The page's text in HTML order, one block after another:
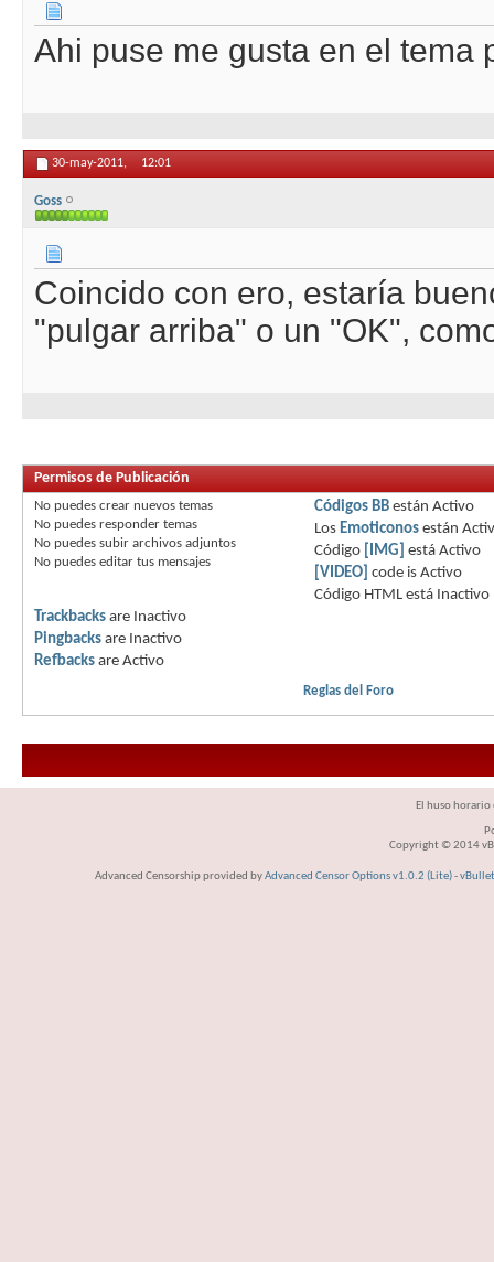
Ahi puse me gusta en el tema
30-may-2011, 12:01
Goss
Coincido con ero, estaría
"pulgar arriba" o un "OK",
Permisos de Publicación
No puedes crear nuevos temas
No puedes responder temas
No puedes subir archivos adjuntos
No puedes editar tus mensajes
Códigos BB están Activo
Los Emoticonos están
Código [IMG] está Activo
[VIDEO] code is Activo
Código HTML está Inactivo
Trackbacks are Inactivo
Pingbacks are Inactivo
Refbacks are Activo
Reglas del Foro
El huso horario
Copyright © 2014
Advanced Censorship provided byAdvanced Censor Options v1.0.2 (Lite)-